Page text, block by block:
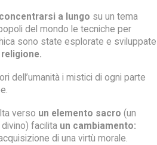
concentrarsi a lungo su un tema
del mondo le tecniche per
sono state esplorate e sviluppate
dell’umanità i mistici di ogni parte
verso un elemento sacro (un
facilita un cambiamento:
di una virtù morale.